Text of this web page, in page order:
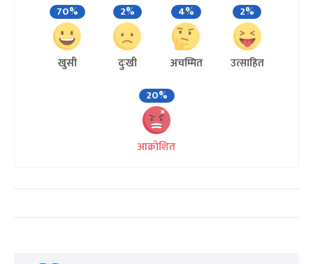
70%
खुसी
2%
दुःखी
4%
अचम्मित
2%
उत्साहित
20%
आक्रोशित